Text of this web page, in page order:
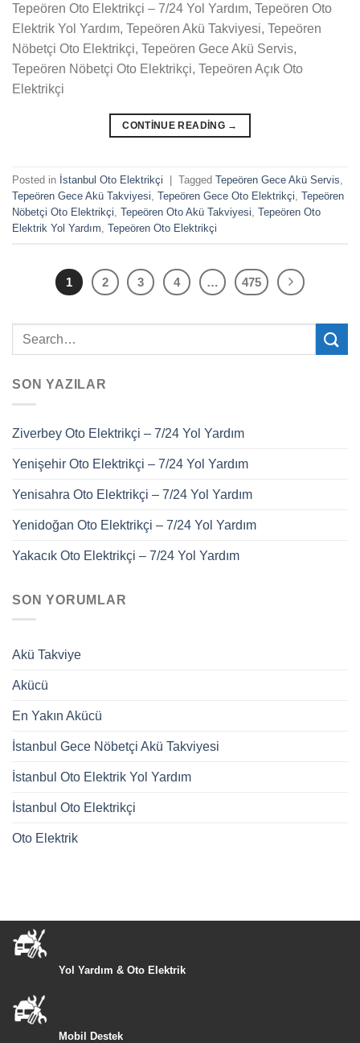
Tepeören Oto Elektrikçi – 7/24 Yol Yardım, Tepeören Oto
Elektrik Yol Yardım, Tepeören Akü Takviyesi, Tepeören
Nöbetçi Oto Elektrikçi, Tepeören Gece Akü Servis,
Tepeören Nöbetçi Oto Elektrikçi, Tepeören Açık Oto
Elektrikçi
CONTINUE READING →
Posted in İstanbul Oto Elektrikçi Tagged Tepeören Gece Akü Servis
Tepeören Gece Akü Takviyesi Tepeören Gece Oto Elektrikçi Tepeören
Nöbetçi Oto Elektrikçi Tepeören Oto Akü Takviyesi Tepeören Oto
Elektrik Yol Yardım Tepeören Oto Elektrikçi
1 2 3 4 … 475
SON YAZILAR
Ziverbey Oto Elektrikçi – 7/24 Yol Yardım
Yenişehir Oto Elektrikçi – 7/24 Yol Yardım
Yenisahra Oto Elektrikçi – 7/24 Yol Yardım
Yenidoğan Oto Elektrikçi – 7/24 Yol Yardım
Yakacık Oto Elektrikçi – 7/24 Yol Yardım
SON YORUMLAR
Akü Takviye
Akücü
En Yakın Akücü
İstanbul Gece Nöbetçi Akü Takviyesi
İstanbul Oto Elektrik Yol Yardım
İstanbul Oto Elektrikçi
Oto Elektrik
Yol Yardım & Oto Elektrik
Mobil Destek